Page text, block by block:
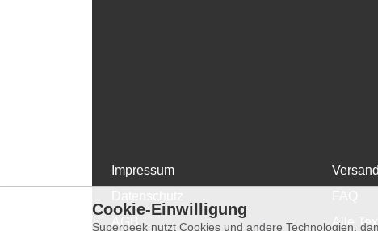
Impressum
Alle
Cookie-Einwilligung
Supergeek nutzt Cookies und andere Technologien,